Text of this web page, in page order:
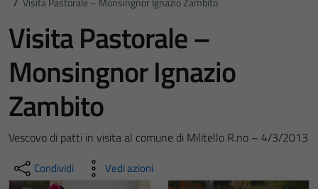
Visita Pastorale –
Monsingnor Ignazio
Zambito
Vescovo di patti in visita al comune di Militello R.no – 4/3/2013
Condividi Vedi azioni